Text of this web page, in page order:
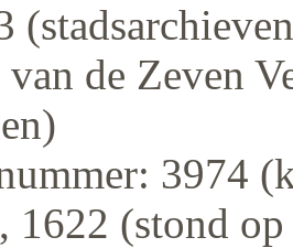
de Zeven
3974
1622 (stond